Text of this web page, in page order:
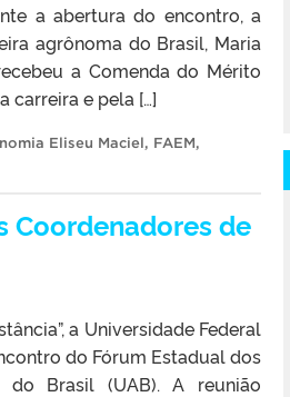
a abertura do encontro, a
agrônoma do Brasil, Maria
a Comenda do Mérito
carreira e pela […]
Eliseu Maciel, FAEM,
Coordenadores de
a Universidade Federal
do Fórum Estadual dos
do Brasil (UAB). A reunião